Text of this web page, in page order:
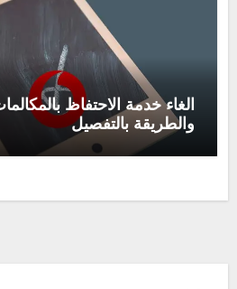
الغاء خدمة الاحتفاظ
والطريقة بالتفصيل